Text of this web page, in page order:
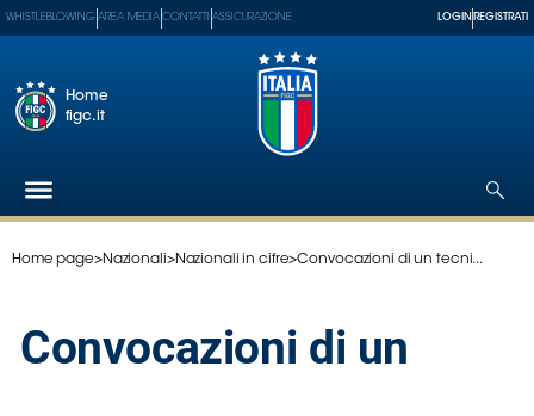
Federazione
Partner
Tecnici
WHISTLEBLOWING AREA MEDIA CONTATTI ASSICURAZIONE LOGIN REGISTRATI
Home
figc.it
Home page>Nazionali>Nazionali in cifre>Convocazioni di un tecni...
Convocazioni di un